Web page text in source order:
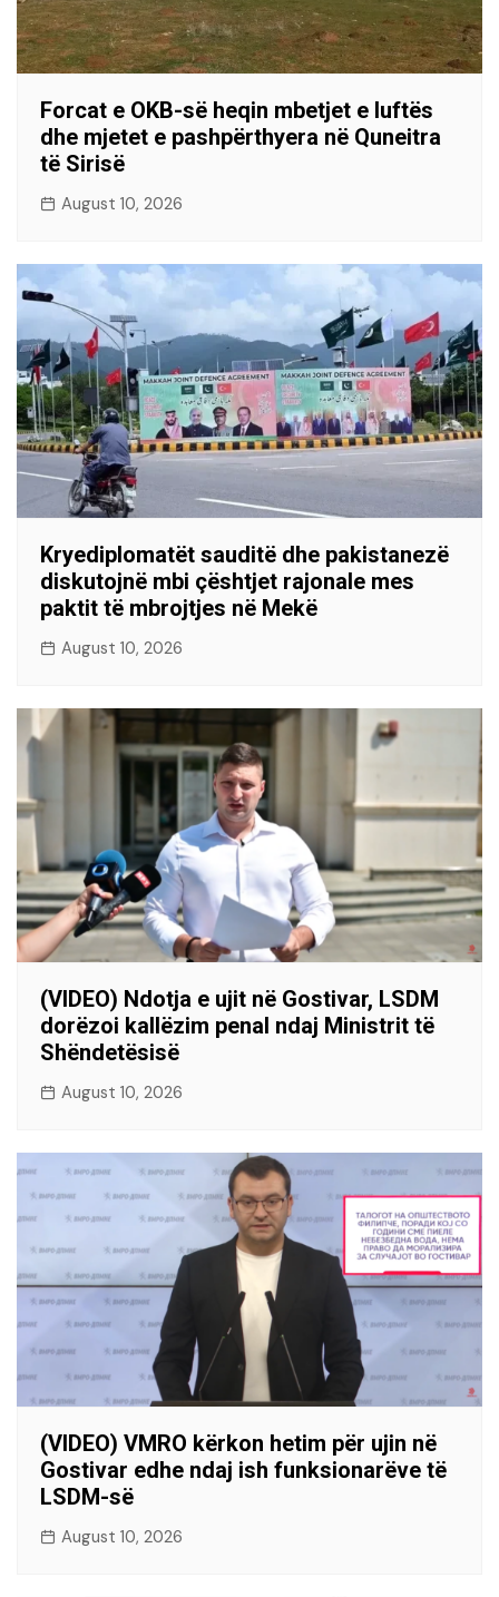
Forcat e OKB-së heqin mbetjet e luftës
dhe mjetet e pashpërthyera në Quneitra
të Sirisë
August 10, 2026
Kryediplomatët sauditë dhe pakistanezë
diskutojnë mbi çështjet rajonale mes
paktit të mbrojtjes në Mekë
August 10, 2026
(VIDEO) Ndotja e ujit në Gostivar, LSDM
dorëzoi kallëzim penal ndaj Ministrit të
Shëndetësisë
August 10, 2026
(VIDEO) VMRO kërkon hetim për ujin në
Gostivar edhe ndaj ish funksionarëve të
LSDM-së
August 10, 2026